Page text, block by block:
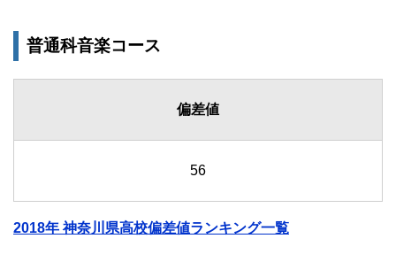
普通科音楽コース
偏差値
56
2018年 神奈川県高校偏差値ランキング一覧